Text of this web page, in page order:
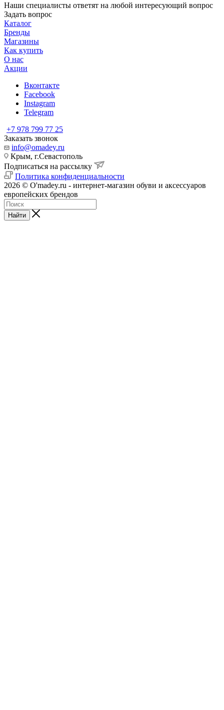
Наши специалисты ответят на любой интересующий вопрос
Задать вопрос
Каталог
Бренды
Магазины
Как купить
О нас
Акции
Вконтакте
Facebook
Instagram
Telegram
+7 978 799 77 25
Заказать звонок
info@omadey.ru
Крым, г.Севастополь
Подписаться на рассылку
Политика конфиденциальности
2026 © O'madey.ru - интернет-магазин обуви и аксессуаров
европейских брендов
Найти